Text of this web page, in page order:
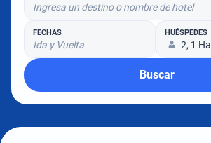
Ingresa un destino o nombre de hotel
FECHAS
Ida y Vuelta
HUÉSPEDES
2, 1
Buscar